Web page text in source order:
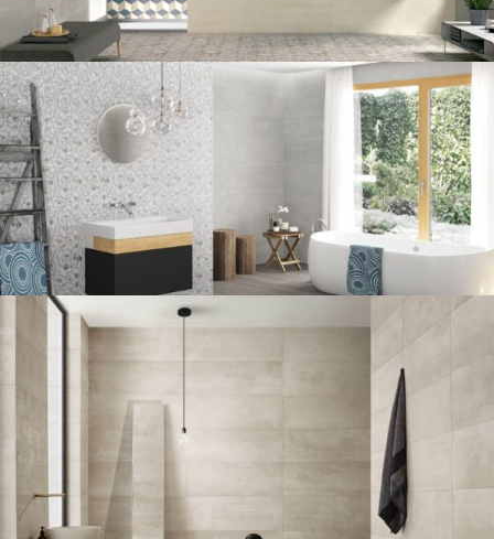
CARRELAGE INTÉRIEUR SALLE DE BAIN
COLORKER NEOLITICK
CARRELAGE INTÉRIEUR SALLE DE BAIN
COLORKER ATELIER